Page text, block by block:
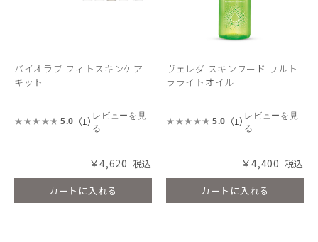
バイオラブ フィトスキンケア
キット
5.0 （1） レビューを見
る
￥4,620
カートに入れる
ヴェレダ スキンフード ウルト
ラライトオイル
5.0 （1） レビューを見
る
￥4,400
カートに入れる